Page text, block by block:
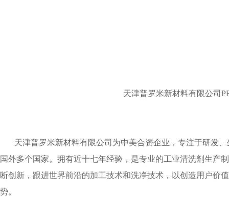
天津普罗米新材料有限公司
天津普罗米新材料有限公司为中美合资企业，专注于研发
国外多个国家。拥有近十七年经验，是专业的工业清洗剂生产
断创新，跟进世界前沿的加工技术和洗净技术，以创造用户价
势。